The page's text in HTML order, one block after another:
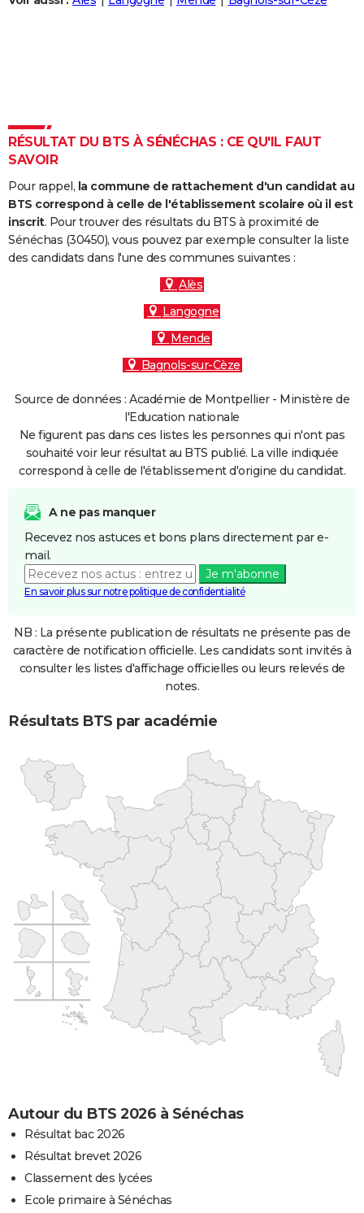
Carte de Noël
Carte Bonne année
Carte Saint-Valentin
Carte Pâques
Carte d'anniversaire
Dictionnaire
Biographies
Citations
Expressions
Proverbes
PROGRAMME TV
COPAINS D'AVANT
S'inscrire
Se connecter
Lycées
Collèges
Primaires
Universités
Entreprises
Service militaire
Avis de recherche
AVIS DE DÉCÈS
RÉSULTAT DU BTS À SÉNÉCHAS : CE QU'IL FAUT
SAVOIR
Pour rappel, la commune de rattachement d'un candidat au
BTS correspond à celle de l'établissement scolaire où il est
inscrit. Pour trouver des résultats du BTS à proximité de
Sénéchas (30450), vous pouvez par exemple consulter la liste
des candidats dans l'une des communes suivantes :
Alès
Langogne
Mende
Bagnols-sur-Cèze
Source de données : Académie de Montpellier - Ministère de
l'Education nationale
Ne figurent pas dans ces listes les personnes qui n'ont pas
souhaité voir leur résultat au BTS publié. La ville indiquée
correspond à celle de l'établissement d'origine du candidat.
A ne pas manquer
Recevez nos astuces et bons plans directement par e-
mail.
Je m'abonne
En savoir plus sur notre politique de confidentialité
NB : La présente publication de résultats ne présente pas de
caractère de notification officielle. Les candidats sont invités à
consulter les listes d'affichage officielles ou leurs relevés de
notes.
Résultats BTS par académie
Autour du BTS 2026 à Sénéchas
Résultat bac 2026
Résultat brevet 2026
Classement des lycées
Ecole primaire à Sénéchas